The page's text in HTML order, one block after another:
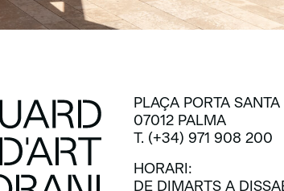
PLAÇA PORTA
07012 PALMA
T. (+34) 971 908 200
HORARI:
DE DIMARTS A